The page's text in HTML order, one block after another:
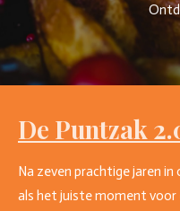
De Puntzak
Na zeven prachtige jaren
als het juiste moment voor